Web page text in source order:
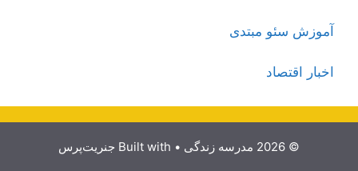
آموزش سئو مبتدی
اخبار اقتصاد
© 2026 مدرسه زندگی • Built with جنریت‌پرس